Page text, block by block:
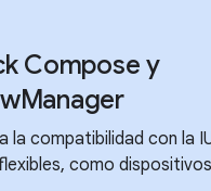
Compose y
la compatibilidad con la
como